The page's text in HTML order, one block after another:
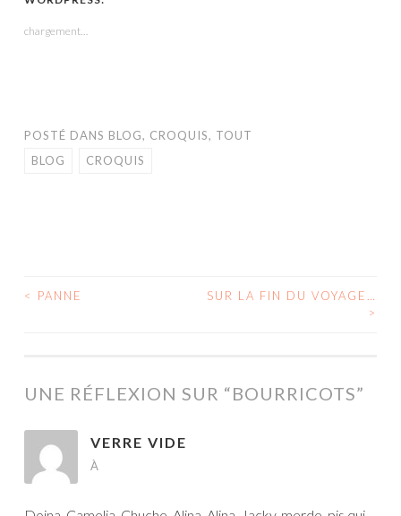
chargement…
POSTÉ DANS BLOG, CROQUIS, TOUT
BLOG
CROQUIS
NAVIGATION
ARTICLES
< PANNE
SUR LA FIN DU VOYAGE…
>
UNE RÉFLEXION SUR “BOURRICOTS”
VERRE VIDE
À